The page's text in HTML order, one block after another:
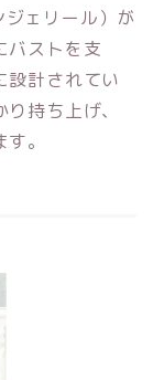
ェリール）が
バストを支
設計されてい
持ち上げ、
。